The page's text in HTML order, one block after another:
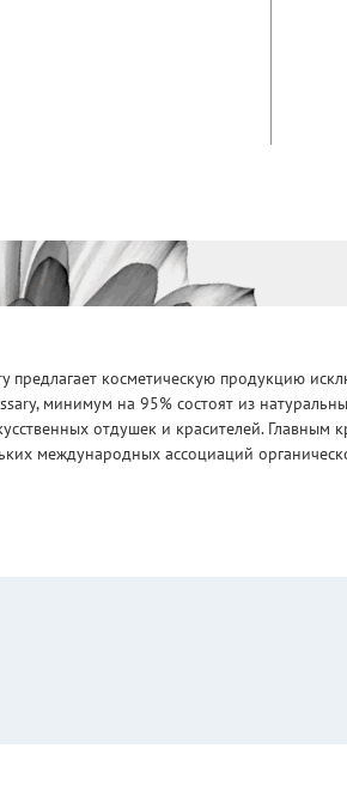
косметическую продукцию
минимум на 95% состоят из
отдушек и красителей. Главным
международных ассоциаций